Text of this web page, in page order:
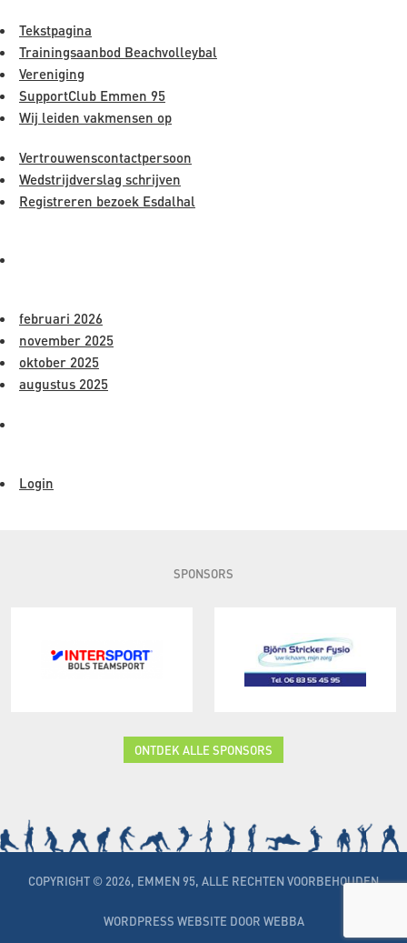
Tekstpagina
Trainingsaanbod Beachvolleybal
Vereniging
SupportClub Emmen 95
Wij leiden vakmensen op
Vertrouwenscontactpersoon
Wedstrijdverslag schrijven
Registreren bezoek Esdalhal
februari 2026
november 2025
oktober 2025
augustus 2025
Login
SPONSORS
ONTDEK ALLE SPONSORS
COPYRIGHT © 2026, EMMEN 95, ALLE RECHTEN VOORBEHOUDEN
WORDPRESS WEBSITE DOOR WEBBA